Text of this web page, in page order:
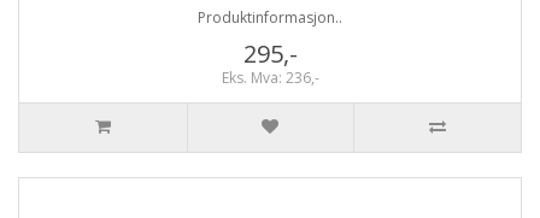
Produktinformasjon..
295,-
Eks. Mva: 236,-